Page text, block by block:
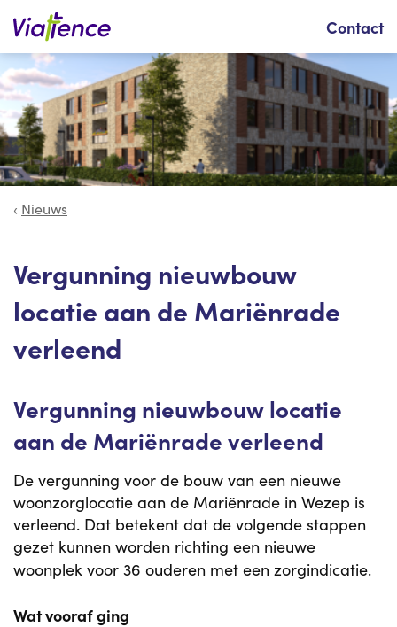
Contact
Zoeken
Nieuws
Vergunning nieuwbouw
locatie aan de Mariënrade
verleend
Vergunning nieuwbouw locatie
aan de Mariënrade verleend
De vergunning voor de bouw van een nieuwe
woonzorglocatie aan de Mariënrade in Wezep is
verleend. Dat betekent dat de volgende stappen
gezet kunnen worden richting een nieuwe
woonplek voor 36 ouderen met een zorgindicatie.
Wat vooraf ging